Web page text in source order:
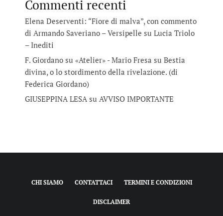
Commenti recenti
Elena Deserventi: “Fiore di malva”, con commento
di Armando Saveriano – Versipelle su Lucia Triolo
– Inediti
F. Giordano su «Atelier» - Mario Fresa su Bestia
divina, o lo stordimento della rivelazione. (di
Federica Giordano)
GIUSEPPINA LESAsu AVVISO IMPORTANTE
CHI SIAMO CONTATTACI TERMINI E CONDIZIONI
DISCLAIMER